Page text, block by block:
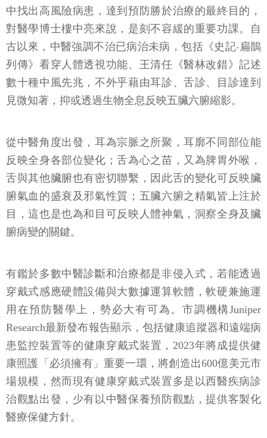
中找出高風險病患，達到預防勝於治療的最終目的，
對醫學博士樓中亮來說，是刻不容緩的重要功課。自
古以來，中醫強調不治已病治未病，包括《史記‧扁鵲
列傳》看穿人體透視功能、王清任《醫林改錯》記述
數十種中風先兆，不外乎藉由耳診、舌診、目診達到
見微知著，抑或透過生物全息反映五臟六腑縮影。
從中醫角度出發，耳為宗脈之所聚，耳廓不同部位能
反映全身各部位變化；舌為心之苗，又為脾胃外喉，
舌與其他臟腑也有密切聯繫，因此舌的變化可反映臟
腑氣血的盛衰及邪氣性質；五臟六腑之精氣皆上注於
目，這也是也為和目可反映人體神氣，洞察全身及臟
腑病變的關鍵。
有鑑於多數中醫診斷和治療都是非侵入式，若能透過
穿戴式感應硬體設備與大數據運算軟體，軟硬兼施運
用在預防醫學上，勢必大有可為。市調機構Juniper
Research最新發布報告顯示，包括健康追蹤器和遠端病
患監控裝置等的健康穿戴式裝置，2023年將成提供健
康照護「必須擁有」重要一環，將創造出600億美元市
場規模，然而現有健康穿戴式裝置多是以西醫疾病診
治觀點出發，少有以中醫保養預防觀點，提供客製化
醫療保健方針。